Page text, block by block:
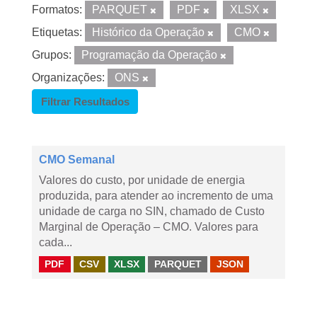
Formatos: PARQUET PDF
XLSX
Etiquetas:
Histórico da Operação
CMO
Grupos:
Programação da Operação
Organizações:
ONS
Filtrar Resultados
CMO Semanal
Valores do custo, por unidade de energia
produzida, para atender ao incremento de uma
unidade de carga no SIN, chamado de Custo
Marginal de Operação – CMO. Valores para
cada...
PDF CSV XLSX PARQUET JSON